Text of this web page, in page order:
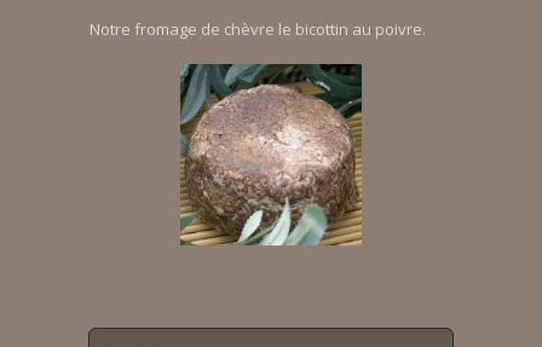
Notre fromage de chèvre le bicottin au poivre.